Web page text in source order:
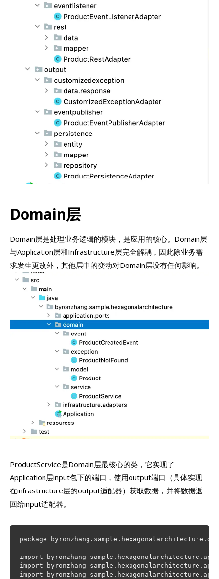
Domain层
Domain层是处理业务逻辑的模块，是应用的核心。Domain层
与Application层和Infrastructure层完全解耦，因此除业务需
求发生更改外，其他层中的变动对Domain层没有任何影响。
ProductService是Domain层最核心的类，它实现了
Application层input包下的端口，使用output端口（具体实现
在infrastructure层的output适配器）获取数据，并将数据返
回给input适配器。
package
import
import
import